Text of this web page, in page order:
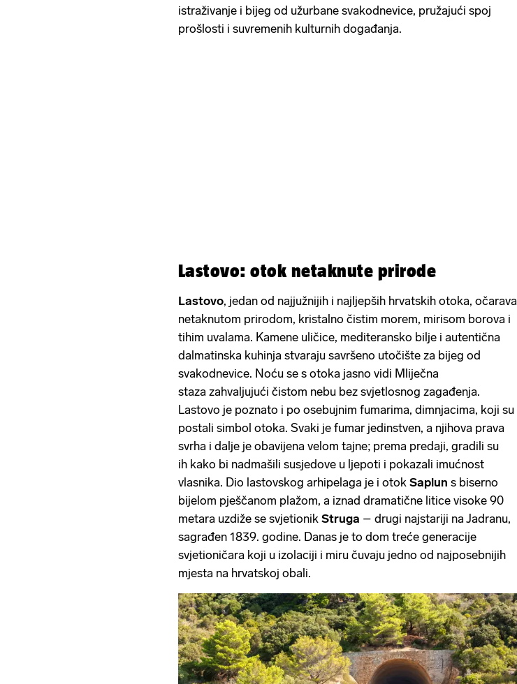
istraživanje i bijeg od užurbane svakodnevice, pružajući spoj
prošlosti i suvremenih kulturnih događanja.
Lastovo: otok netaknute prirode
Lastovo, jedan od najjužnijih i najljepših hrvatskih otoka, očarava
netaknutom prirodom, kristalno čistim morem, mirisom borova i
tihim uvalama. Kamene uličice, mediteransko bilje i autentična
dalmatinska kuhinja stvaraju savršeno utočište za bijeg od
svakodnevice. Noću se s otoka jasno vidi Mliječna
staza zahvaljujući čistom nebu bez svjetlosnog zagađenja.
Lastovo je poznato i po osebujnim fumarima, dimnjacima, koji su
postali simbol otoka. Svaki je fumar jedinstven, a njihova prava
svrha i dalje je obavijena velom tajne; prema predaji, gradili su
ih kako bi nadmašili susjedove u ljepoti i pokazali imućnost
vlasnika. Dio lastovskog arhipelaga je i otok Saplun s biserno
bijelom pješčanom plažom, a iznad dramatične litice visoke 90
metara uzdiže se svjetionik Struga – drugi najstariji na Jadranu,
sagrađen 1839. godine. Danas je to dom treće generacije
svjetioničara koji u izolaciji i miru čuvaju jedno od najposebnijih
mjesta na hrvatskoj obali.